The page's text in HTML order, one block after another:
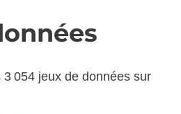
054 jeux de données sur